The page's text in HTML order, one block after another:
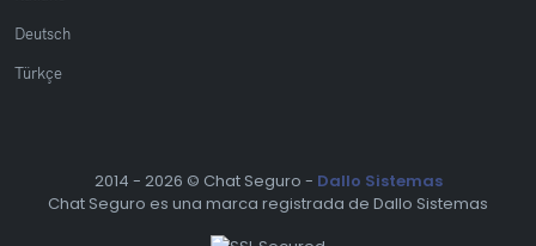
Deutsch
Türkçe
2014 - 2026 © Chat Seguro - Dallo Sistemas
Chat Seguro es una marca registrada de Dallo Sistemas